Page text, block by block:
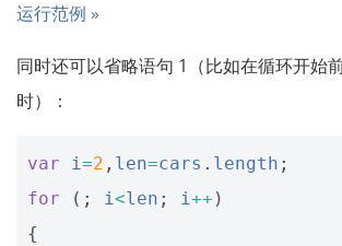
运行范例 »
同时还可以省略语句 1（比如在循环开始
时）：
var i=2 , len=cars . length ;
for
(; i<len ; i++ )
{